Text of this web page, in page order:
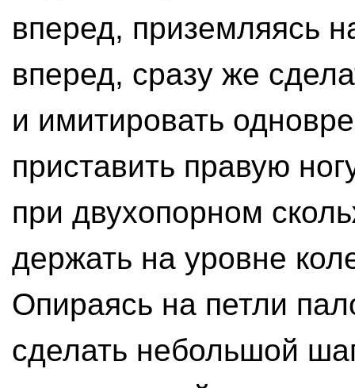
вперед, приземляясь
вперед, сразу же
и имитировать
приставить правую
при двухопорном
держать на уровне
Опираясь на петли
сделать небольшой